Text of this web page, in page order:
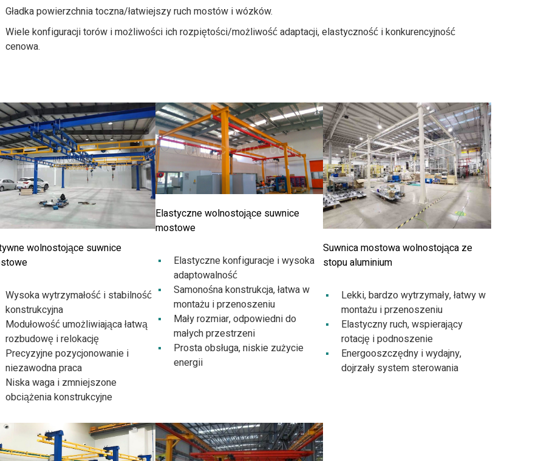
Gładka powierzchnia toczna/łatwiejszy ruch mostów i wózków.
Wiele konfiguracji torów i możliwości ich rozpiętości/możliwość adaptacji, elastyczność i konkurencyjność
cenowa.
wolnostojące suwnice
Wysoka wytrzymałość i stabilność
konstrukcyjna
Modułowość umożliwiająca łatwą
rozbudowę i relokację
Precyzyjne pozycjonowanie i
niezawodna praca
Niska waga i zmniejszone
obciążenia konstrukcyjne
Elastyczne wolnostojące suwnice
mostowe
Elastyczne konfiguracje i wysoka
adaptowalność
Samonośna konstrukcja, łatwa w
montażu i przenoszeniu
Mały rozmiar, odpowiedni do
małych przestrzeni
Prosta obsługa, niskie zużycie
energii
Suwnica mostowa wolnostojąca ze
stopu aluminium
Lekki, bardzo wytrzymały, łatwy w
montażu i przenoszeniu
Elastyczny ruch, wspierający
rotację i podnoszenie
Energooszczędny i wydajny,
dojrzały system sterowania